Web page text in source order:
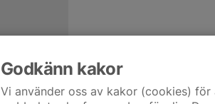
Godkänn kakor
Vi använder oss av kakor (cookies)